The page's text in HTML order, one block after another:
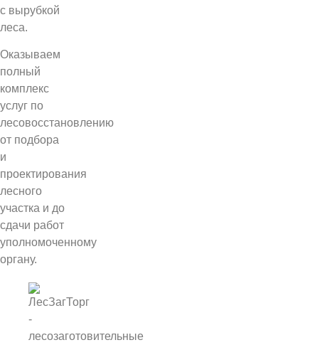
с вырубкой
леса.
Оказываем
полный
комплекс
услуг по
лесовосстановлению
от подбора
и
проектирования
лесного
участка и до
сдачи работ
уполномоченному
органу.